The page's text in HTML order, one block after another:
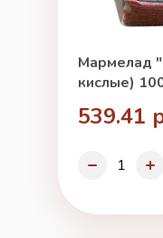
Мармелад
кислые)
539.41